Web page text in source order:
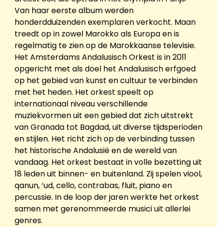
Van haar eerste album werden
honderdduizenden exemplaren verkocht. Maan
treedt op in zowel Marokko als Europa en is
regelmatig te zien op de Marokkaanse televisie.
Het Amsterdams Andalusisch Orkest is in 2011
opgericht met als doel het Andalusisch erfgoed
op het gebied van kunst en cultuur te verbinden
met het heden. Het orkest speelt op
internationaal niveau verschillende
muziekvormen uit een gebied dat zich uitstrekt
van Granada tot Bagdad, uit diverse tijdsperioden
en stijlen. Het richt zich op de verbinding tussen
het historische Andalusië en de wereld van
vandaag. Het orkest bestaat in volle bezetting uit
18 leden uit binnen- en buitenland. Zij spelen viool,
qanun, ‘ud, cello, contrabas, fluit, piano en
percussie. In de loop der jaren werkte het orkest
samen met gerenommeerde musici uit allerlei
genres.